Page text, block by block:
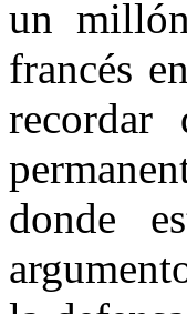
un
francés
recordar
donde